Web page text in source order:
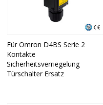
Für Omron D4BS Serie 2
Kontakte
Sicherheitsverriegelung
Türschalter Ersatz